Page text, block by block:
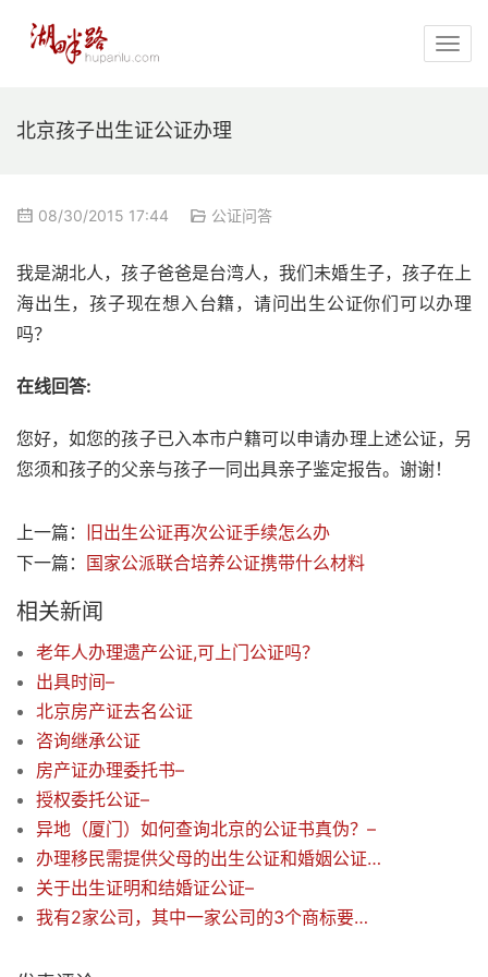
北京孩子出生证公证办理
08/30/2015 17:44 公证问答
我是湖北人，孩子爸爸是台湾人，我们未婚生子，孩子在上
海出生，孩子现在想入台籍，请问出生公证你们可以办理
吗？
在线回答:
您好，如您的孩子已入本市户籍可以申请办理上述公证，另
您须和孩子的父亲与孩子一同出具亲子鉴定报告。谢谢！
上一篇：
旧出生公证再次公证手续怎么办
下一篇： 国家公派联合培养公证携带什么材料
相关新闻
老年人办理遗产公证,可上门公证吗？
出具时间–
北京房产证去名公证
咨询继承公证
房产证办理委托书–
授权委托公证–
异地（厦门）如何查询北京的公证书真伪？–
办理移民需提供父母的出生公证和婚姻公证:要哪些资料？
关于出生证明和结婚证公证–
我有2家公司，其中一家公司的3个商标要转让给另一家公司，公证需要带哪些资料